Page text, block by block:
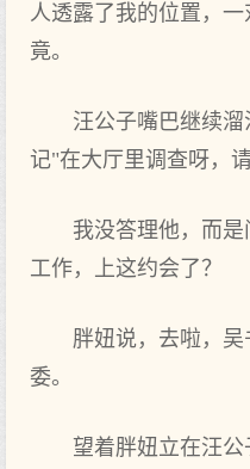
人透露了我的位置，
竟。
汪公子嘴巴继续
记"在大厅里调查呀，
我没答理他，而
工作，上这约会了？
胖妞说，去啦，
委。
望着胖妞立在汪